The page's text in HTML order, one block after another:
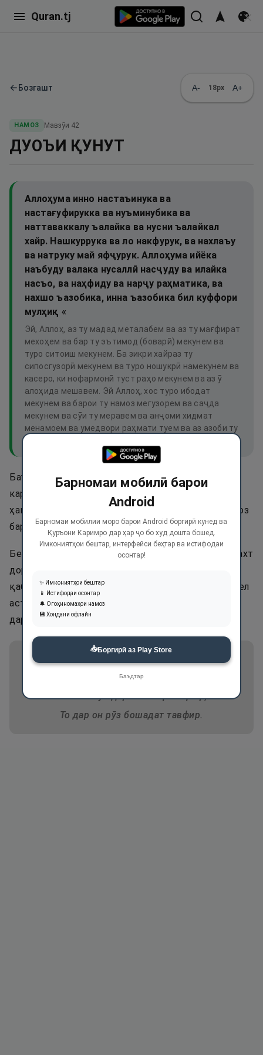
Quran.tj
←Бозгашт A- 18px A+
НАМОЗ Мавзӯи 42
ДУОЪИ ҚУНУТ
Аллоҳума инно настаъинука ва
настағуфирукка ва нуъминубика ва
наттаваккалу ъалайка ва нусни ъалайкал
хайр. Нашкуррука ва ло накфурук, ва нахлаъу
ва натруку май яфҷурук. Аллоҳума ийёка
наъбуду валака нусаллӣ насҷуду ва илайка
насъо, ва наҳфиду ва нарҷу раҳматика, ва
нахшо ъазобика, инна ъазобика бил куффори
мулҳиқ «
Эй, Аллоҳ, аз ту мадад металабем ва аз ту мағфират
мехоҳем ва бар ту эътимод (боварӣ) мекунем ва
туро ситоиш мекунем. Ба зикри хайраз ту
сипосгузорӣ мекунем ва туро ношукрӣ намекунем ва
касеро, ки нофармонӣ туст раҳо мекунем ва аз ӯ
алоҳида мешавем. Эй Аллоҳ, хос туро ибодат
мекунем ва барои ту намоз мегузорем ва саҷда
мекунем ва сӯи ту меравем ва анҷоми хидмат
менамоем ва умедвори раҳмати туем ва аз азоби ту
метарсем, ҳамоно азоби ту ба куффор хоҳад расид.
Баъд мисли дигар намозҳо рукӯъ ва ду саҷда
карда, ду қаъда ташаҳҳуду салавоту дуъо,
ҳамаашро хонда, ба ду тараф салом дода, аз намоз
барояд.
Бенамозӣ гуноҳи калон буда, дар охират азоби сахт
дорад. Аз бенамоз ҳеҷ хайрот дар назди Аллоҳ
қабул намешавад. Имони бенамоз даъвои бедалел
аст, бояд ки ҳар як мусулмон панҷ вақт намозро
дар вақташ ба ҷо оварад.
Аввали пурсиш аз намоз бувад,
Паст макун дар намозҳо тақсир,
То дар он рӯз бошадат тавфир.
Барномаи мобилӣ барои
Android
Барномаи мобилии моро барои Android боргирӣ кунед ва
Қуръони Каримро дар ҳар ҷо бо худ дошта бошед.
Имкониятҳои бештар, интерфейси беҳтар ва истифодаи
осонтар!
✨ Имкониятҳои бештар
📱 Истифодаи осонтар
🔔 Огоҳиномаҳои намоз
💾 Хондани офлайн
📥Боргирӣ аз Play Store
Баъдтар